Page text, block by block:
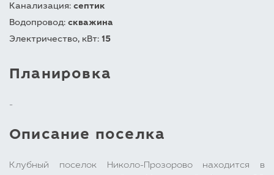
Канализация: септик
Водопровод: скважина
Электричество, кВт: 15
Планировка
-
Описание поселка
Клубный поселок Николо-Прозорово находится в